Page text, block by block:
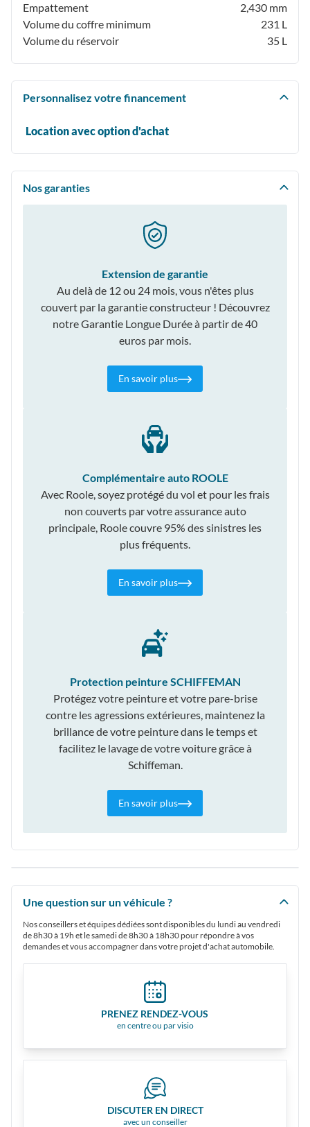
Empattement
2,430 mm
Volume du coffre minimum
231 L
Volume du réservoir
35 L
Personnalisez votre financement
Location avec option d'achat
Nos garanties
Extension de garantie
Au delà de 12 ou 24 mois, vous n'êtes plus
couvert par la garantie constructeur ! Découvrez
notre Garantie Longue Durée à partir de 40
euros par mois.
En savoir plus
Complémentaire auto ROOLE
Avec Roole, soyez protégé du vol et pour les frais
non couverts par votre assurance auto
principale, Roole couvre 95% des sinistres les
plus fréquents.
En savoir plus
Protection peinture SCHIFFEMAN
Protégez votre peinture et votre pare-brise
contre les agressions extérieures, maintenez la
brillance de votre peinture dans le temps et
facilitez le lavage de votre voiture grâce à
Schiffeman.
En savoir plus
Une question sur un véhicule ?
Nos conseillers et équipes dédiées sont disponibles du lundi au vendredi
de 8h30 à 19h et le samedi de 8h30 à 18h30 pour répondre à vos
demandes et vous accompagner dans votre projet d'achat automobile.
PRENEZ RENDEZ-VOUS
en centre ou par visio
DISCUTER EN DIRECT
avec un conseiller